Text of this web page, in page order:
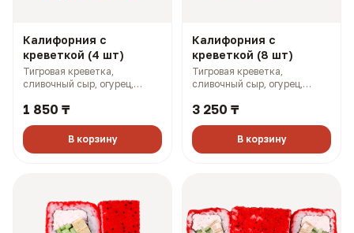
Калифорния с
креветкой (4 шт)
Тигровая креветка,
сливочный сыр, огурец,
1 850 ₸
В корзину
Калифорния с
креветкой (8 шт)
Тигровая креветка,
сливочный сыр, огурец,
3 250 ₸
В корзину